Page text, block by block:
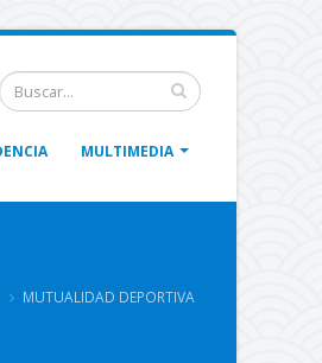
MULTIMEDIA
MUTUALIDAD DEPORTIVA